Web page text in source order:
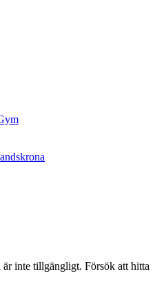
inte tillgängligt. Försök att hitta